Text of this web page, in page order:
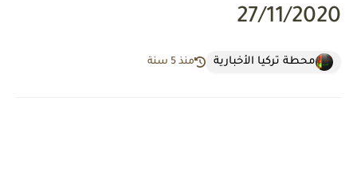
27/11/2020
محطة تركيا الأخبارية منذ 5 سنة